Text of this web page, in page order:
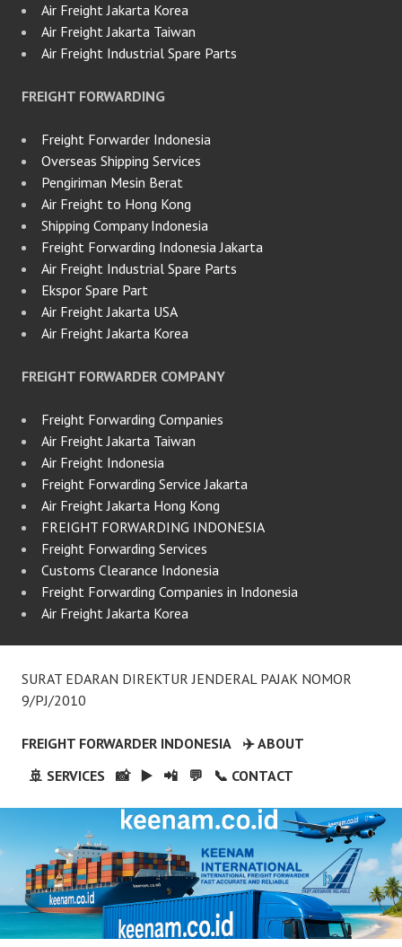
Air Freight Jakarta Korea
Air Freight Jakarta Taiwan
Air Freight Industrial Spare Parts
FREIGHT FORWARDING
Freight Forwarder Indonesia
Overseas Shipping Services
Pengiriman Mesin Berat
Air Freight to Hong Kong
Shipping Company Indonesia
Freight Forwarding Indonesia Jakarta
Air Freight Industrial Spare Parts
Ekspor Spare Part
Air Freight Jakarta USA
Air Freight Jakarta Korea
FREIGHT FORWARDER COMPANY
Freight Forwarding Companies
Air Freight Jakarta Taiwan
Air Freight Indonesia
Freight Forwarding Service Jakarta
Air Freight Jakarta Hong Kong
FREIGHT FORWARDING INDONESIA
Freight Forwarding Services
Customs Clearance Indonesia
Freight Forwarding Companies in Indonesia
Air Freight Jakarta Korea
SURAT EDARAN DIREKTUR JENDERAL PAJAK NOMOR
9/PJ/2010
FREIGHT FORWARDER INDONESIA
✈️ ABOUT
🚢 SERVICES
📸 ▶️ 📲 💬 📞 CONTACT